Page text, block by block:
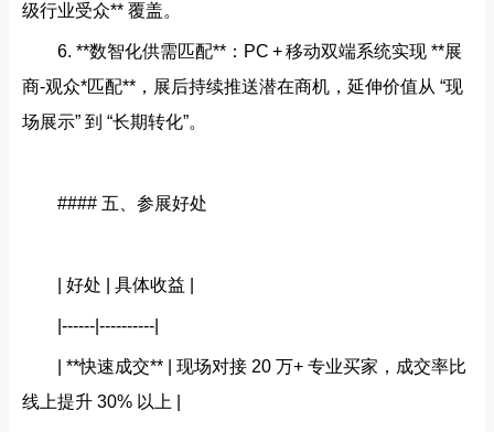
级行业受众** 覆盖。
6. **数智化供需匹配**：PC + 移动双端系统实现 **展
商‑观众*匹配**，展后持续推送潜在商机，延伸价值从 “现
场展示” 到 “长期转化”。
#### 五、参展好处
| 好处 | 具体收益 |
|------|----------|
| **快速成交** | 现场对接 20 万+ 专业买家，成交率比
线上提升 30% 以上 |